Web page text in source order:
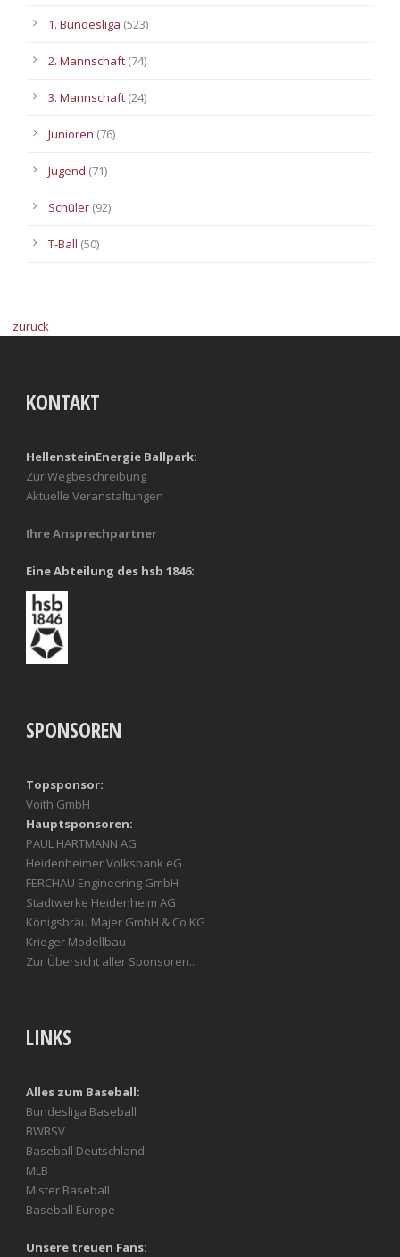
1. Bundesliga (523)
2. Mannschaft (74)
3. Mannschaft (24)
Junioren (76)
Jugend (71)
Schüler (92)
T-Ball (50)
zurück
KONTAKT
HellensteinEnergie Ballpark:
Zur Wegbeschreibung
Aktuelle Veranstaltungen
Ihre Ansprechpartner
Eine Abteilung des hsb 1846:
SPONSOREN
Topsponsor:
Voith GmbH
Hauptsponsoren:
PAUL HARTMANN AG
Heidenheimer Volksbank eG
FERCHAU Engineering GmbH
Stadtwerke Heidenheim AG
Königsbräu Majer GmbH & Co KG
Krieger Modellbau
Zur Übersicht aller Sponsoren...
LINKS
Alles zum Baseball:
Bundesliga Baseball
BWBSV
Baseball Deutschland
MLB
Mister Baseball
Baseball Europe
Unsere treuen Fans: